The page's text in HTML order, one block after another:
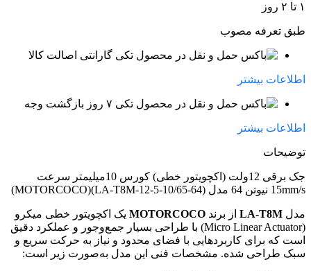
۱ تا ۲ روز
طبق تعرفه مصوب
گارانتی اصالت کالا
اطلاعات بیشتر
۷ روز بازگشت وجه
اطلاعات بیشتر
توضیحات
جک برقی 12ولت (اکچویتور خطی) کورس 10میلیمتر سرعت
15mm/s نیوتن 64 مدل (LA-T8M-12-5-10/65-64)(MOTORCOCO)
مدل LA-T8M از برند MOTORCOCO یک اکچویتور خطی میکرو
(Micro Linear Actuator) با طراحی بسیار جمع‌وجور و عملکرد دقیق
است که برای کاربردهایی با فضای محدود و نیاز به حرکت سریع و
سبک طراحی شده. مشخصات فنی این مدل به‌صورت زیر است: